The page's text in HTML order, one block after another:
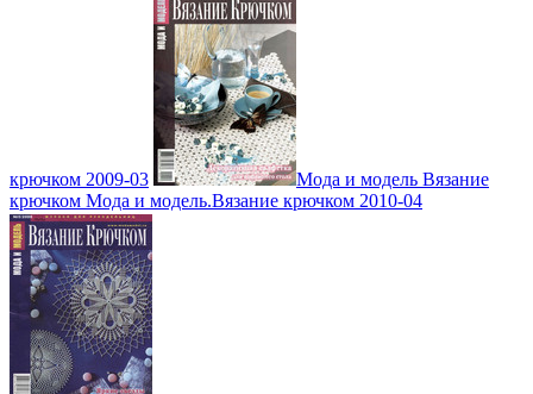
крючком 2009-03
Мода и модель Вязание
крючком Мода и модель.Вязание крючком 2010-04